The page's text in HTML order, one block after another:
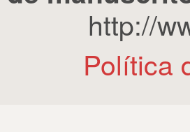
http://
Política